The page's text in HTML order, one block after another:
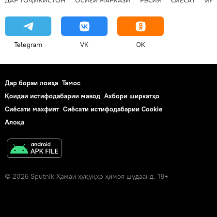
"Дидбон"
"Сипар"
"Набз"
ширкат
криминалӣ
Telegram VK OK
Дар бораи лоиҳа Тамос
Қоидаи истифодабарии мавод Ахбори ширкатҳо
Сиёсати махфият Сиёсати истифодабарии Cookie
Алоқа
© 2026 Sputnik Ҳамаи ҳуқуқҳо ҳимоя шудаанд. 18+